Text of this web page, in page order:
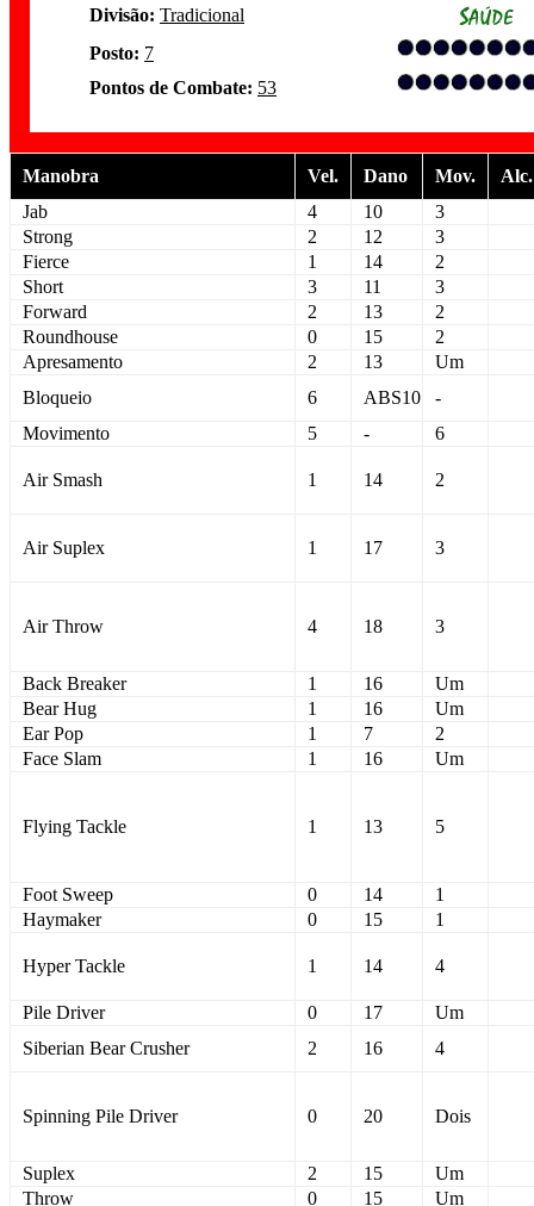
Divisão: Tradicional
Posto: 7
Pontos de Combate: 53
Manobra Vel. Dano Mov.
Alc.
Jab
4 10
3
Strong
2 12
3
Fierce
1 14
2
Short
3 11
3
Forward
2 13
2
Roundhouse
0 15
2
Apresamento
2 13
Um
Bloqueio
6 ABS10
-
Movimento
5 - 6
Air Smash 1 14 2
Air Suplex 1 17 3
Air Throw 4 18 3
Back Breaker 1 16
Um
Bear Hug
1 16
Um
Ear Pop
1 7
2
Face Slam
1 16 Um
Flying Tackle 1 13 5
Foot Sweep 0 14
1
Haymaker
0 15 1
Hyper Tackle 1 14 4
Pile Driver 0 17
Um
Siberian Bear Crusher
2 16 4
Spinning Pile Driver 0 20 Dois
Suplex 2 15
Um
Throw
0 15 Um